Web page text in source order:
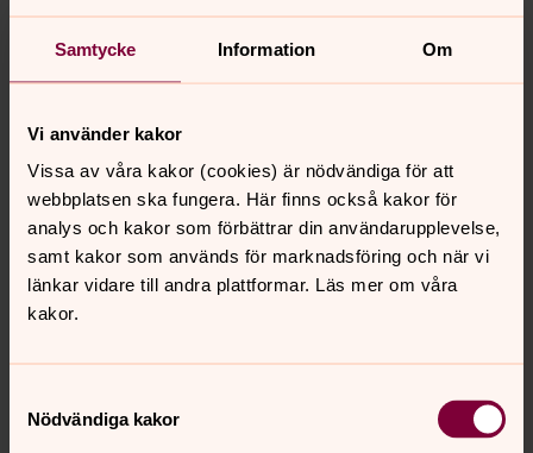
Samtycke Information Om
Vi använder kakor
Vissa av våra kakor (cookies) är nödvändiga för att
webbplatsen ska fungera. Här finns också kakor för
analys och kakor som förbättrar din användarupplevelse,
samt kakor som används för marknadsföring och när vi
länkar vidare till andra plattformar. Läs mer om våra
kakor.
Nödvändiga kakor
en långsiktig process som det ju blir när man har en fast
tjänst. Det känns lite läskigt för mig som inte haft en fast
plats på det sättet. Jag skulle ju kunna stanna i
Men riktigt så långt fram tänker jag inte nu.
Säg inte att du är på väg igen?
- Haha, nej nu skall jag stanna och vara kyrka!